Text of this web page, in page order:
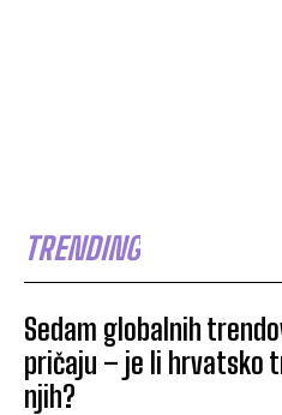
TRENDING
Sedam globalnih
pričaju – je li hrvatsko
njih?